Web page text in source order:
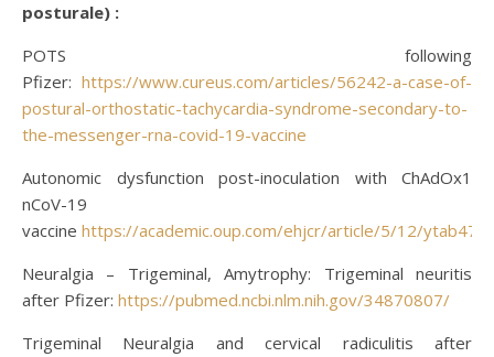
posturale) :
POTS following
Pfizer: https://www.cureus.com/articles/56242-a-case-of-
postural-orthostatic-tachycardia-syndrome-secondary-to-
the-messenger-rna-covid-19-vaccine
Autonomic dysfunction post-inoculation with ChAdOx1
nCoV-19
vaccine https://academic.oup.com/ehjcr/article/5/12/
Neuralgia – Trigeminal, Amytrophy: Trigeminal neuritis
after Pfizer: https://pubmed.ncbi.nlm.nih.gov/34870807/
Trigeminal Neuralgia and cervical radiculitis after